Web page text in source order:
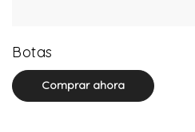
Botas
Comprar ahora